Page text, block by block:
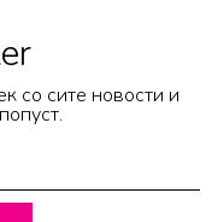
со сите новости и